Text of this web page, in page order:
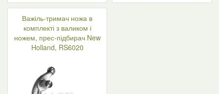
Важіль-тримач ножа в
комплекті з валиком і
ножем, прес-підбирач New
Holland, RS6020